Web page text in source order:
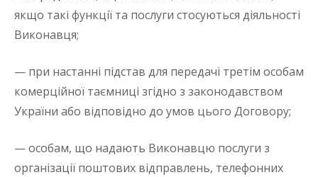
якщо такі функції та послуги стосуються діяльності
Виконавця;
— при настанні підстав для передачі третім особам
комерційної таємниці згідно з законодавством
України або відповідно до умов цього Договору;
— особам, що надають Виконавцю послуги з
організації поштових відправлень, телефонних